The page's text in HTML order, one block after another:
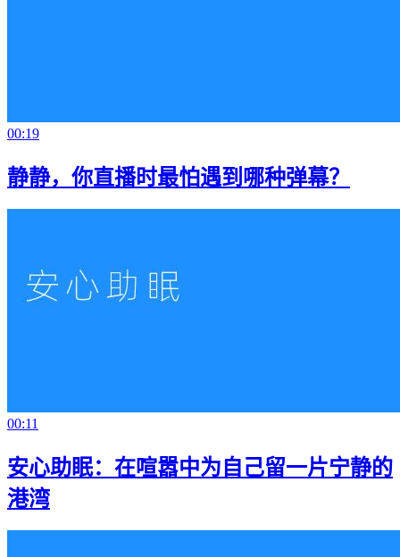
00:19
静静，你直播时最怕遇到哪种弹幕？
00:11
安心助眠：在喧嚣中为自己留一片宁静的
港湾